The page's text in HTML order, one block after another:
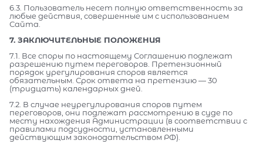
6.3. Пользователь несет полную ответственность за
любые действия, совершенные им с использованием
Сайта.
7. ЗАКЛЮЧИТЕЛЬНЫЕ ПОЛОЖЕНИЯ
7.1. Все споры по настоящему Соглашению подлежат
разрешению путем переговоров. Претензионный
порядок урегулирования споров является
обязательным. Срок ответа на претензию — 30
(тридцать) календарных дней.
7.2. В случае неурегулирования споров путем
переговоров, они подлежат рассмотрению в суде по
месту нахождения Администрации (в соответствии с
правилами подсудности, установленными
действующим законодательством РФ).